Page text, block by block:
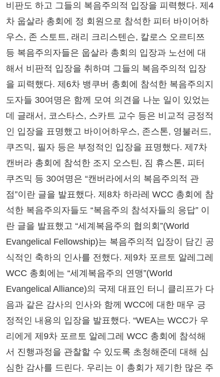
비판도 하고 그들의 복음주의적 입장을 피력했다. 제4
차 웁살라 총회에 정 회원으로 참석한 피터 바이어하
우스, 존 스토트, 래리 크리스텐슨, 칼로스 오르티쯔
등 복음주의자들은 웁살라 총회의 입장과 노선에 대
해서 비판적 입장을 취하며 그들의 복음주의적 입장
을 피력했다. 제6차 뱅쿠버 총회에 참석한 복음주의지
도자들 30여명은 함께 모여 의견을 나눈 일이 있었는
데 글래서, 코스타스, 스카트 교수 등은 비교적 긍정적
인 입장을 표명했고 바이어하우스, 존스톤, 영불러드,
쿠즈믹, 필자 등은 부정적인 입장을 표명했다. 제7차
캔버라 총회에 참석한 조지 오스틴, 짐 휴스톤, 피터
쿠즈믹 등 30여명은 “캔버라에서의 복음주의적 관
점”이란 글을 발표했다. 제8차 하라레 WCC 총회에 참
석한 복음주의자들도 “복음주의 참석자들의 응답” 이
란 글을 발표했고 “세계복음주의 협의회”(World
Evangelical Fellowship)는 복음주의적 입장이 담긴 공
식적인 축하의 인사를 전했다. 제9차 포르토 알레그레
WCC 총회에는 “세계복음주의 연맹”(World
Evangelical Alliance)의 국제 대표인 터니 클리프가 다
음과 같은 감사의 인사와 함께 WCC에 대한 매우 긍
정적인 내용의 입장을 발표했다. “WEA는 WCC가 우
리에게 제9차 포르토 알레그레 WCC 총회에 참석해
서 진행과정을 관찰할 수 있도록 초청해준데 대해 심
심한 감사를 드린다. 우리는 이 총회가 제기한 많은 주